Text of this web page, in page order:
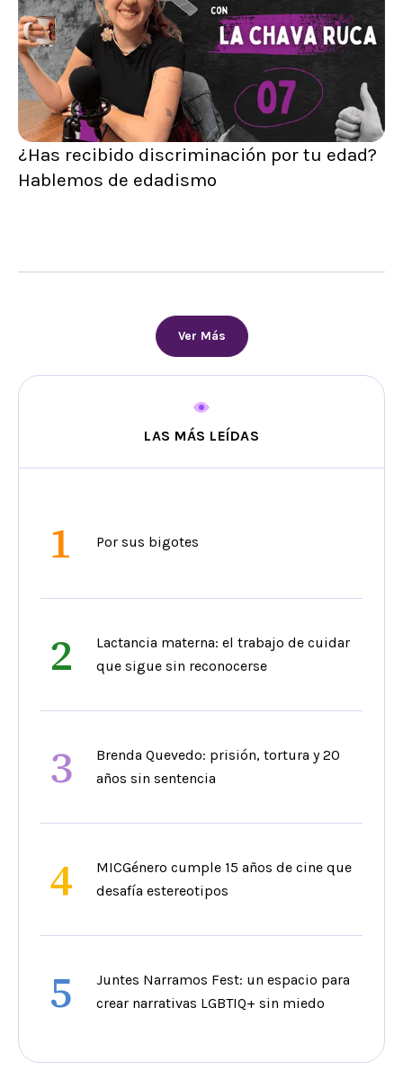
¿Has recibido discriminación por tu edad?
Hablemos de edadismo
Ver Más
LAS MÁS LEÍDAS
1 Por sus bigotes
2
Lactancia materna: el trabajo de cuidar
que sigue sin reconocerse
3
Brenda Quevedo: prisión, tortura y 20
años sin sentencia
4
MICGénero cumple 15 años de cine que
desafía estereotipos
5
Juntes Narramos Fest: un espacio para
crear narrativas LGBTIQ+ sin miedo